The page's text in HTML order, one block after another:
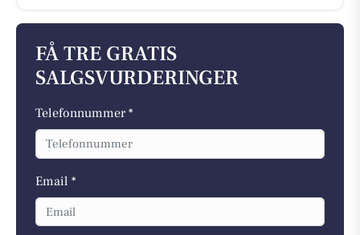
FÅ TRE GRATIS
SALGSVURDERINGER
Telefonnummer *
Email *